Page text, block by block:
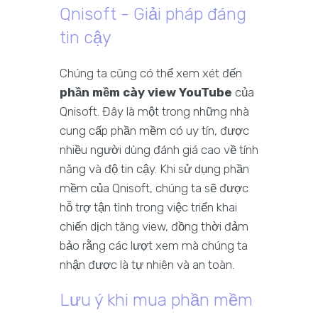
Qnisoft - Giải pháp đáng
tin cậy
Chúng ta cũng có thể xem xét đến
phần mềm cày view YouTube của
Qnisoft. Đây là một trong những nhà
cung cấp phần mềm có uy tín, được
nhiều người dùng đánh giá cao về tính
năng và độ tin cậy. Khi sử dụng phần
mềm của Qnisoft, chúng ta sẽ được
hỗ trợ tận tình trong việc triển khai
chiến dịch tăng view, đồng thời đảm
bảo rằng các lượt xem mà chúng ta
nhận được là tự nhiên và an toàn.
Lưu ý khi mua phần mềm